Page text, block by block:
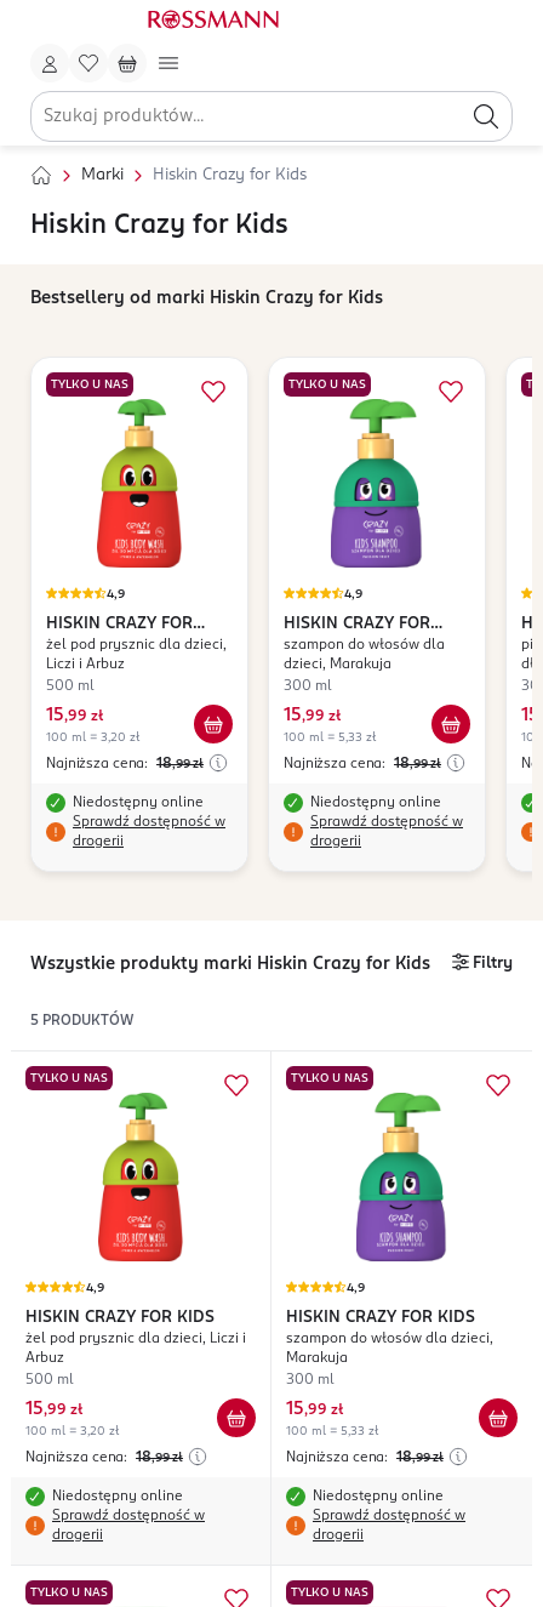
Marki Hiskin Crazy for Kids
Hiskin Crazy for Kids
Bestsellery od marki Hiskin Crazy for Kids
TYLKO U NAS
4,9
HISKIN CRAZY FOR
KIDS
żel pod prysznic dla dzieci,
Liczi i Arbuz
500 ml
15,99 zł
100 ml = 3,20 zł
Najniższa cena: 18,99 zł
Niedostępny online
Sprawdź dostępność w
drogerii
TYLKO U NAS
4,9
HISKIN CRAZY FOR
KIDS
szampon do włosów dla
dzieci, Marakuja
300 ml
15,99 zł
100 ml = 5,33 zł
Najniższa cena: 18,99 zł
Niedostępny online
Sprawdź dostępność w
drogerii
15
Wszystkie produkty marki Hiskin Crazy for Kids Filtry
5 PRODUKTÓW
TYLKO U NAS
4,9
HISKIN CRAZY FOR KIDS
żel pod prysznic dla dzieci, Liczi i
Arbuz
500 ml
15,99 zł
100 ml = 3,20 zł
Najniższa cena: 18,99 zł
Niedostępny online
Sprawdź dostępność w
drogerii
TYLKO U NAS
4,9
HISKIN CRAZY FOR KIDS
szampon do włosów dla dzieci,
Marakuja
300 ml
15,99 zł
100 ml = 5,33 zł
Najniższa cena: 18,99 zł
Niedostępny online
Sprawdź dostępność w
drogerii
TYLKO U NAS TYLKO U NAS